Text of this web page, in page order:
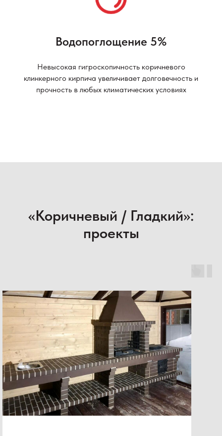
Водопоглощение 5%
Невысокая гигроскопичность коричневого
клинкерного кирпича увеличивает долговечность и
прочность в любых климатических условиях
«Коричневый / Гладкий»:
проекты